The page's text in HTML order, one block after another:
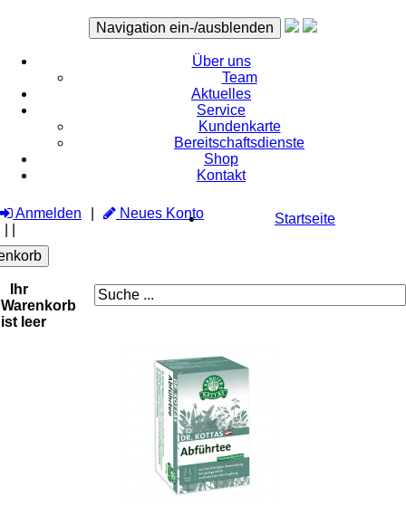
Navigation ein-/ausblenden
Über uns
Team
Aktuelles
Service
Kundenkarte
Bereitschaftsdienste
Shop
Kontakt
Anmelden
Neues Konto
Ihr
Warenkorb
ist leer
Startseite